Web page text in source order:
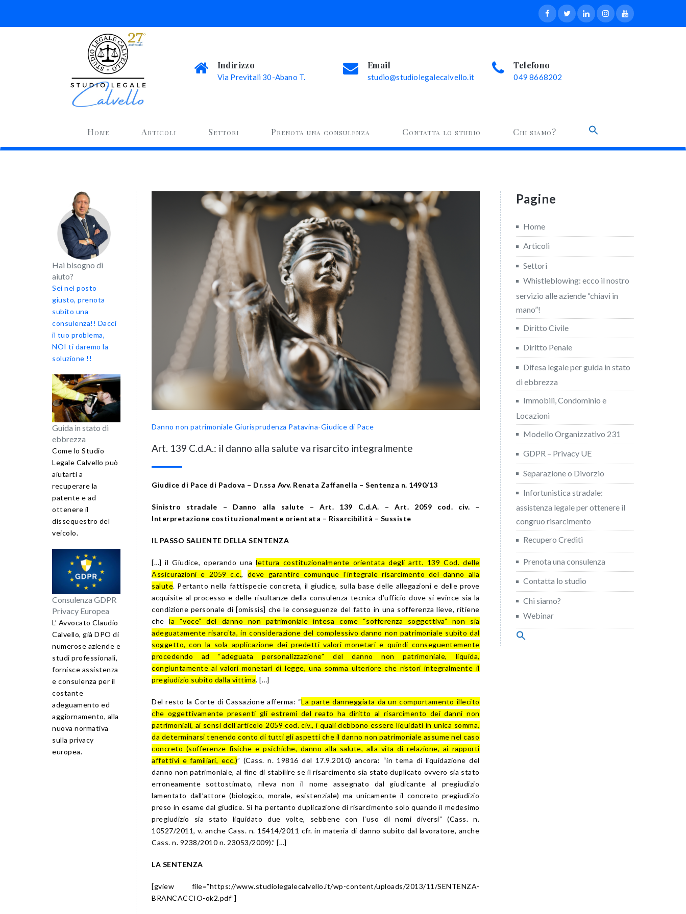
Indirizzo
Via Previtali 30-Abano T.
Email
studio@studiolegalecalvello.it
Telefono
049 8668202
Home Articoli Settori Prenota una consulenza Contatta lo studio Chi siamo?
Hai bisogno di
aiuto?
Sei nel posto
giusto, prenota
subito una
consulenza!! Dacci
il tuo problema,
NOI ti daremo la
soluzione !!
Guida in stato di
ebbrezza
Come lo Studio
Legale Calvello può
aiutarti a
recuperare la
patente e ad
ottenere il
dissequestro del
veicolo.
Consulenza GDPR
Privacy Europea
L’ Avvocato Claudio
Calvello, già DPO di
numerose aziende e
studi professionali,
fornisce assistenza
e consulenza per il
costante
adeguamento ed
aggiornamento, alla
nuova normativa
sulla privacy
europea.
Danno non patrimoniale Giurisprudenza Patavina-Giudice di Pace
Art. 139 C.d.A.: il danno alla salute va risarcito integralmente
Giudice di Pace di Padova – Dr.ssa Avv. Renata Zaffanella – Sentenza n. 1490/13
Sinistro stradale – Danno alla salute – Art. 139 C.d.A. – Art. 2059 cod. civ. –
Interpretazione costituzionalmente orientata – Risarcibilità – Sussiste
IL PASSO SALIENTE DELLA SENTENZA
[…] il Giudice, operando unalettura costituzionalmente orientata degli artt. 139 Cod. delle
Assicurazioni e 2059 c.c., deve garantire comunque l’integrale risarcimento del danno alla
salute. Pertanto nella fattispecie concreta, il giudice, sulla base delle allegazioni e delle prove
acquisite al processo e delle risultanze della consulenza tecnica d’ufficio dove si evince sia la
condizione personale di [omissis] che le conseguenze del fatto in una sofferenza lieve, ritiene
chela “voce” del danno non patrimoniale intesa come “sofferenza soggettiva” non sia
adeguatamente risarcita, in considerazione del complessivo danno non patrimoniale subito dal
soggetto, con la sola applicazione dei predetti valori monetari e quindi conseguentemente
procedendo ad “adeguata personalizzazione” del danno non patrimoniale, liquida,
congiuntamente ai valori monetari di legge, una somma ulteriore che ristori integralmente il
pregiudizio subito dalla vittima. […]
Del resto la Corte di Cassazione afferma: “La parte danneggiata da un comportamento illecito
che oggettivamente presenti gli estremi del reato ha diritto al risarcimento dei danni non
patrimoniali, ai sensi dell’articolo 2059 cod. civ., i quali debbono essere liquidati in unica somma,
da determinarsi tenendo conto di tutti gli aspetti che il danno non patrimoniale assume nel caso
concreto (sofferenze fisiche e psichiche, danno alla salute, alla vita di relazione, ai rapporti
affettivi e familiari, ecc.)” (Cass. n. 19816 del 17.9.2010) ancora: “in tema di liquidazione del
danno non patrimoniale, al fine di stabilire se il risarcimento sia stato duplicato ovvero sia stato
erroneamente sottostimato, rileva non il nome assegnato dal giudicante al pregiudizio
lamentato dall’attore (biologico, morale, esistenziale) ma unicamente il concreto pregiudizio
preso in esame dal giudice. Si ha pertanto duplicazione di risarcimento solo quando il medesimo
pregiudizio sia stato liquidato due volte, sebbene con l’uso di nomi diversi” (Cass. n.
10527/2011, v. anche Cass. n. 15414/2011 cfr. in materia di danno subito dal lavoratore, anche
Cass. n. 9238/2010 n. 23053/2009).” […]
LA SENTENZA
[gview file=”https://www.studiolegalecalvello.it/wp-content/uploads/2013/11/SENTENZA-
BRANCACCIO-ok2.pdf”]
Pagine
Home
Articoli
Settori
Whistleblowing: ecco il nostro
servizio alle aziende “chiavi in
mano”!
Diritto Civile
Diritto Penale
Difesa legale per guida in stato
di ebbrezza
Immobili, Condominio e
Locazioni
Modello Organizzativo 231
GDPR – Privacy UE
Separazione o Divorzio
Infortunistica stradale:
assistenza legale per ottenere il
congruo risarcimento
Recupero Crediti
Prenota una consulenza
Contatta lo studio
Chi siamo?
Webinar